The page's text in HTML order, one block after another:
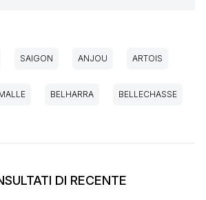
SAIGON ANJOU ARTOIS
BELHARRA BELLECHASSE
DI RECENTE